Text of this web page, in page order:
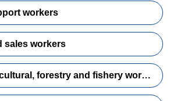
workers
sales workers
6. Skilled agricultural, forestry and fishery workers